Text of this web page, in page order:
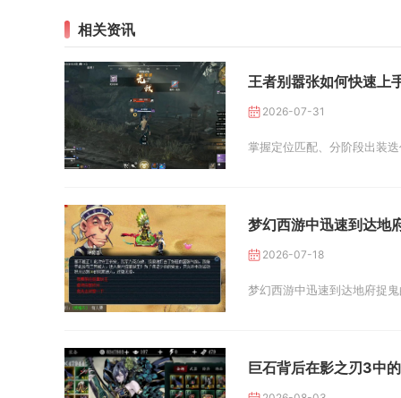
相关资讯
王者别嚣张如何快速上
2026-07-31
掌握定位匹配、分阶段出装
梦幻西游中迅速到达地
2026-07-18
梦幻西游中迅速到达地府捉
巨石背后在影之刃3中